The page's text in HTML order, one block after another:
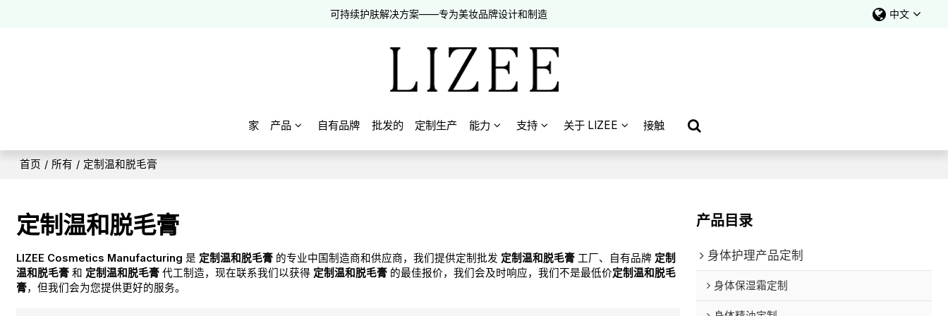
可持续护肤解决方案——专为美妆品牌设计和制造 中文
家 产品 自有品牌 批发的 定制生产 能力 支持 关于 LIZEE 接触
首页 / 所有 / 定制温和脱毛膏
定制温和脱毛膏
LIZEE Cosmetics Manufacturing 是 定制温和脱毛膏 的专业中国制造商和供应商，我们提供定制批发 定制温和脱毛膏 工厂、自有品牌 定制
温和脱毛膏 和 定制温和脱毛膏 代工制造，现在联系我们以获得 定制温和脱毛膏 的最佳报价，我们会及时响应，我们不是最低价定制温和脱毛
膏，但我们会为您提供更好的服务。
产品目录
身体护理产品定制
身体保湿霜定制